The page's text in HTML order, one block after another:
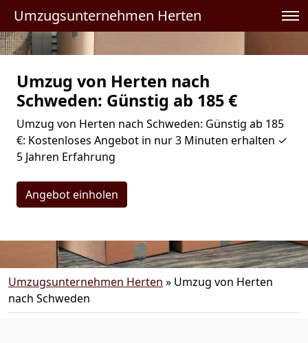
Umzugsunternehmen Herten
Umzug von Herten nach
Schweden: Günstig ab 185 €
Umzug von Herten nach Schweden: Günstig ab 185
€: Kostenloses Angebot in nur 3 Minuten erhalten ✓
5 Jahren Erfahrung
Angebot einholen
Umzugsunternehmen Herten » Umzug von Herten
nach Schweden